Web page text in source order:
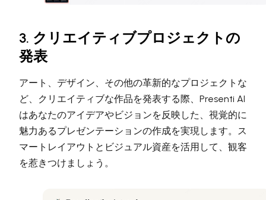
3. クリエイティブプロジェクトの
発表
アート、デザイン、その他の革新的なプロジェクトな
ど、クリエイティブな作品を発表する際、Presenti AI
はあなたのアイデアやビジョンを反映した、視覚的に
魅力あるプレゼンテーションの作成を実現します。ス
マートレイアウトとビジュアル資産を活用して、観客
を惹きつけましょう。